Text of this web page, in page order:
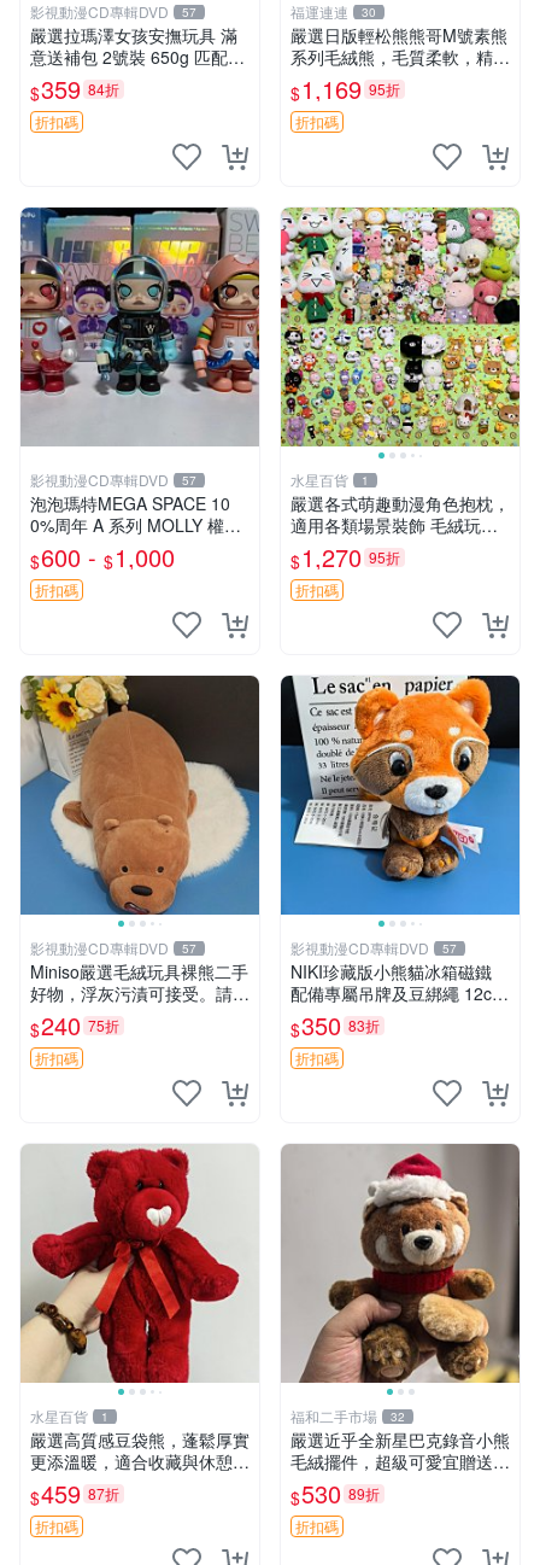
影視動漫CD專輯DVD 57
嚴選拉瑪澤女孩安撫玩具 滿
意送補包 2號裝 650g 匹配嬰
幼童舒壓好伴侶 女孩專用 安
心選擇 安撫玩偶 衝包 玩具
$359 84折
折扣碼
福運連連 30
嚴選日版輕松熊熊哥M號素熊
系列毛絨熊，毛質柔軟，精緻
可愛，尺寸35cm，保存狀態
優異。收藏或贈送皆為佳選。
中古 毛絨熊 毛玩偶
$1,169 95折
折扣碼
影視動漫CD專輯DVD 57
泡泡瑪特MEGA SPACE 10
0%周年 A 系列 MOLLY 權威
隱藏款 嚴選薄荷巧克力色 80
年代風味 權威推薦 合適收藏
$600 - $1,000
折扣碼
水星百貨 1
嚴選各式萌趣動漫角色抱枕，
適用各類場景裝飾 毛絨玩
具、卡通抱枕、趣味玩偶
$1,270 95折
折扣碼
影視動漫CD專輯DVD 57
Miniso嚴選毛絨玩具裸熊二手
好物，浮灰污漬可接受。請詳
閱照片再下單，售出不退不
換。全新品相收藏推薦。 裸
熊 毛絨玩具 收藏
$240 75折
折扣碼
影視動漫CD專輯DVD 57
NIKI珍藏版小熊貓冰箱磁鐵
配備專屬吊牌及豆綁繩 12cm
廢品嚴選 好評推薦 小熊貓冰
箱貼 磁鐵掛件 冰箱飾品
$350 83折
折扣碼
水星百貨 1
嚴選高質感豆袋熊，蓬鬆厚實
更添溫暖，適合收藏與休憩。
前胸填充飽滿，背部亦具優雅
設計。 豆袋熊 保暖 溫柔 蓬
松
$459 87折
折扣碼
福和二手市場 32
嚴選近乎全新星巴克錄音小熊
毛絨擺件，超級可愛宜贈送掛
飾 錄音小熊 毛絨擺件 贈品
$530 89折
折扣碼